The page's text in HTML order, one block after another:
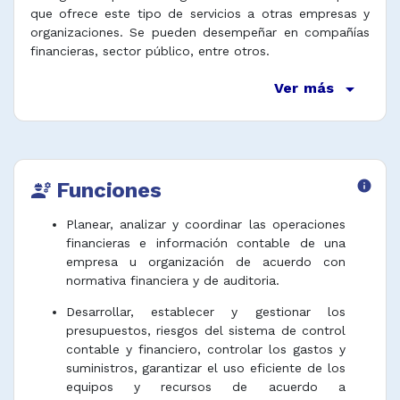
que ofrece este tipo de servicios a otras empresas y
organizaciones. Se pueden desempeñar en compañías
financieras, sector público, entre otros.
Ver más arrow_drop_down
engineering Funciones info
Planear, analizar y coordinar las operaciones
financieras e información contable de una
empresa u organización de acuerdo con
normativa financiera y de auditoria.
Desarrollar, establecer y gestionar los
presupuestos, riesgos del sistema de control
contable y financiero, controlar los gastos y
suministros, garantizar el uso eficiente de los
equipos y recursos de acuerdo a